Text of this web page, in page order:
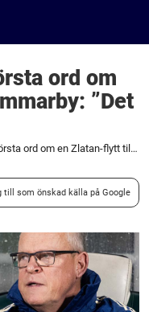
ord om
”Det
Janne Anderssons första ord om en Zlatan-flytt till Hammarby: "Det hade varit..."
till som önskad källa på Google